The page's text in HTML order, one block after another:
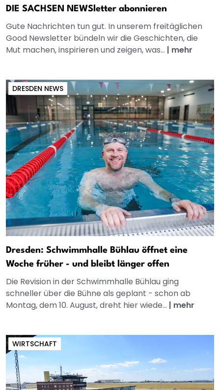
DIE SACHSEN NEWSletter abonnieren
Gute Nachrichten tun gut. In unserem freitäglichen
Good Newsletter bündeln wir die Geschichten, die
Mut machen, inspirieren und zeigen, was... | mehr
DRESDEN NEWS
Dresden: Schwimmhalle Bühlau öffnet eine
Woche früher - und bleibt länger offen
Die Revision in der Schwimmhalle Bühlau ging
schneller über die Bühne als geplant - schon ab
Montag, dem 10. August, dreht hier wiede... | mehr
WIRTSCHAFT